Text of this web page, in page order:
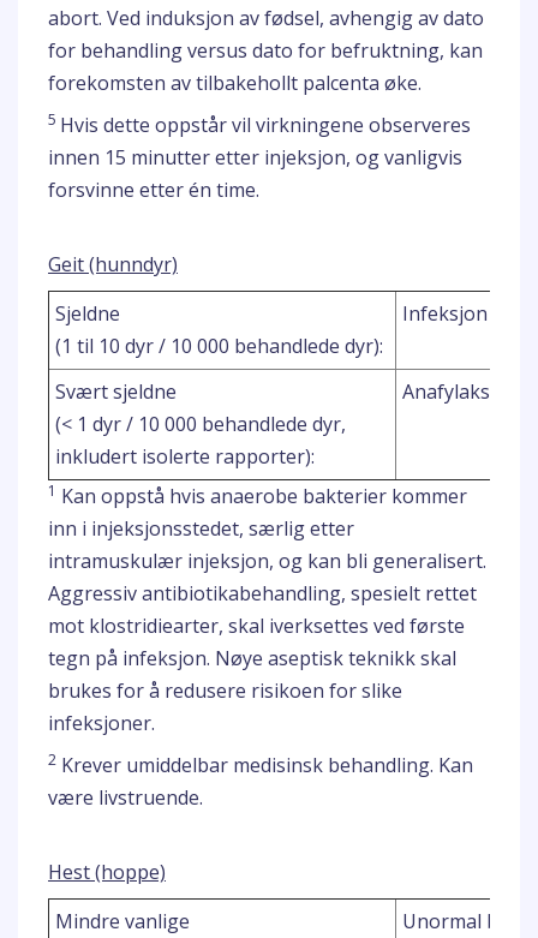
abort. Ved induksjon av fødsel, avhengig av dato
for behandling versus dato for befruktning, kan
forekomsten av tilbakehollt palcenta øke.
5 Hvis dette oppstår vil virkningene observeres
innen 15 minutter etter injeksjon, og vanligvis
forsvinne etter én time.
Geit (hunndyr)
Sjeldne
(1 til 10 dyr / 10 000 behandlede dyr):
Infeksjon på
Svært sjeldne
(< 1 dyr / 10 000 behandlede dyr,
inkludert isolerte rapporter):
Anafylaksi
1 Kan oppstå hvis anaerobe bakterier kommer
inn i injeksjonsstedet, særlig etter
intramuskulær injeksjon, og kan bli generalisert.
Aggressiv antibiotikabehandling, spesielt rettet
mot klostridiearter, skal iverksettes ved første
tegn på infeksjon. Nøye aseptisk teknikk skal
brukes for å redusere risikoen for slike
infeksjoner.
2 Krever umiddelbar medisinsk behandling. Kan
være livstruende.
Hest (hoppe)
Mindre vanlige
Unormal